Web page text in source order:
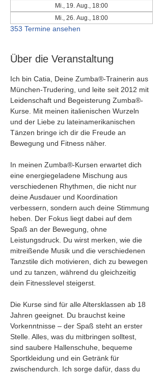
Mi., 19. Aug., 18:00
Mi., 26. Aug., 18:00
353 Termine ansehen
Über die Veranstaltung
Ich bin Catia, Deine Zumba®-Trainerin aus
München-Trudering, und leite seit 2012 mit
Leidenschaft und Begeisterung Zumba®-
Kurse. Mit meinen italienischen Wurzeln
und der Liebe zu lateinamerikanischen
Tänzen bringe ich dir die Freude an
Bewegung und Fitness näher.
In meinen Zumba®-Kursen erwartet dich
eine energiegeladene Mischung aus
verschiedenen Rhythmen, die nicht nur
deine Ausdauer und Koordination
verbessern, sondern auch deine Stimmung
heben. Der Fokus liegt dabei auf dem
Spaß an der Bewegung, ohne
Leistungsdruck. Du wirst merken, wie die
mitreißende Musik und die verschiedenen
Tanzstile dich motivieren, dich zu bewegen
und zu tanzen, während du gleichzeitig
dein Fitnesslevel steigerst.
Die Kurse sind für alle Altersklassen ab 18
Jahren geeignet. Du brauchst keine
Vorkenntnisse – der Spaß steht an erster
Stelle. Alles, was du mitbringen solltest,
sind saubere Hallenschuhe, bequeme
Sportkleidung und ein Getränk für
zwischendurch. Ich sorge dafür, dass du